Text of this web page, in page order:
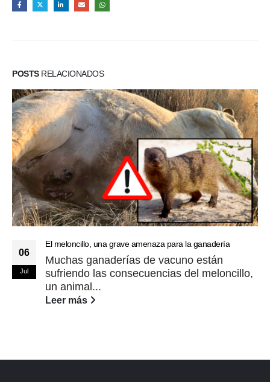
POSTSRELACIONADOS
06
Jul
El meloncillo, una grave amenaza para la ganadería
Muchas ganaderías de vacuno están
sufriendo las consecuencias del meloncillo,
un animal...
Leer más